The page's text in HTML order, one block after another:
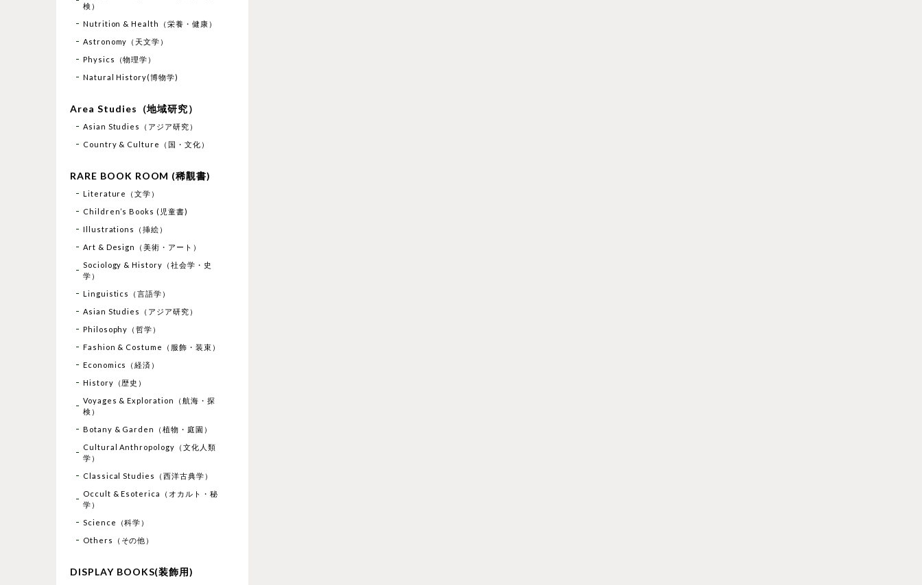
検）
Nutrition & Health（栄養・健康）
Astronomy（天文学）
Physics（物理学）
Natural History(博物学)
Area Studies（地域研究）
Asian Studies（アジア研究）
Country & Culture（国・文化）
RARE BOOK ROOM (稀覯書)
Literature（文学）
Children’s Books (児童書)
Illustrations（挿絵）
Art & Design（美術・アート）
Sociology & History（社会学・史
学）
Linguistics（言語学）
Asian Studies（アジア研究）
Philosophy（哲学）
Fashion & Costume（服飾・装束）
Economics（経済）
History（歴史）
Voyages & Exploration（航海・探
検）
Botany & Garden（植物・庭園）
Cultural Anthropology（文化人類
学）
Classical Studies（西洋古典学）
Occult & Esoterica（オカルト・秘
学）
Science（科学）
Others（その他）
DISPLAY BOOKS(装飾用)